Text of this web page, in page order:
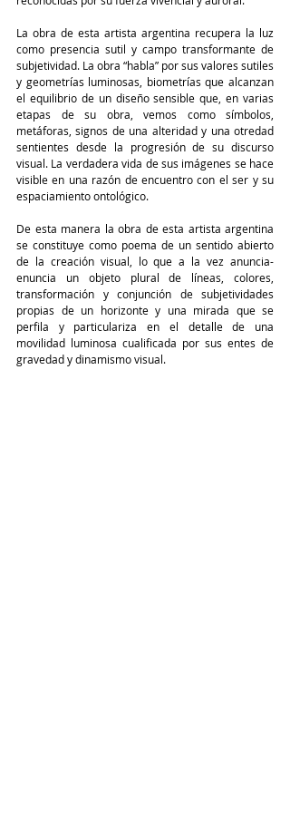
La obra de esta artista argentina recupera la luz
como presencia sutil y campo transformante de
subjetividad. La obra “habla” por sus valores sutiles
y geometrías luminosas, biometrías que alcanzan
el equilibrio de un diseño sensible que, en varias
etapas de su obra, vemos como símbolos,
metáforas, signos de una alteridad y una otredad
sentientes desde la progresión de su discurso
visual. La verdadera vida de sus imágenes se hace
visible en una razón de encuentro con el ser y su
espaciamiento ontológico.
De esta manera la obra de esta artista argentina
se constituye como poema de un sentido abierto
de la creación visual, lo que a la vez anuncia-
enuncia un objeto plural de líneas, colores,
transformación y conjunción de subjetividades
propias de un horizonte y una mirada que se
perfila y particulariza en el detalle de una
movilidad luminosa cualificada por sus entes de
gravedad y dinamismo visual.